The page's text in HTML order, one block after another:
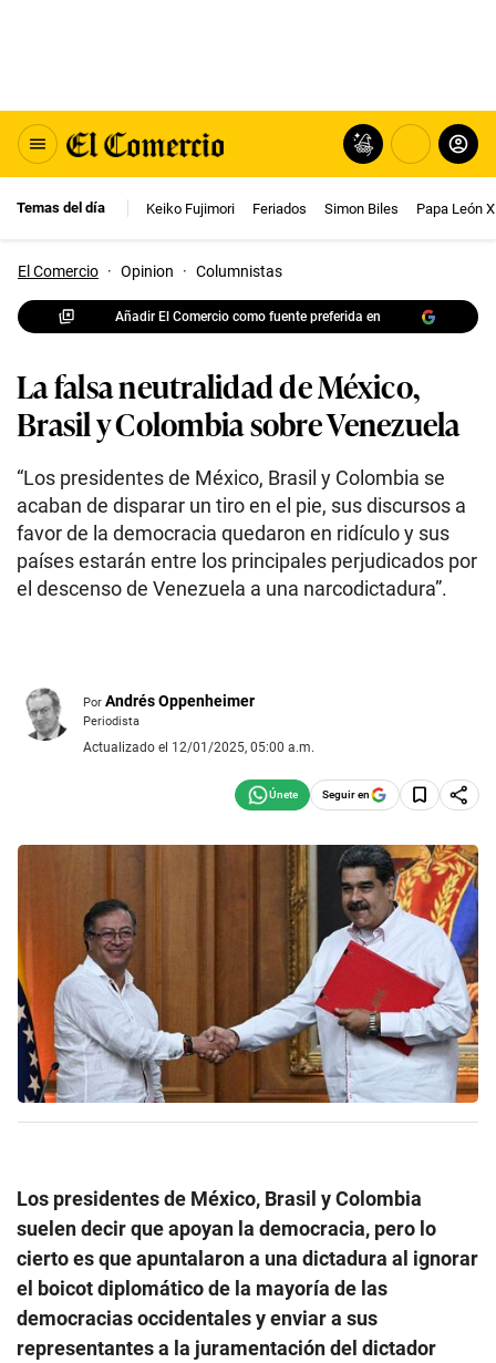
Temas del día Keiko Fujimori Feriados Simon Biles Papa León
El Comercio · Opinion · Columnistas
Añadir El Comercio como fuente preferida en
La falsa neutralidad de México,
Brasil y Colombia sobre Venezuela
“Los presidentes de México, Brasil y Colombia se
acaban de disparar un tiro en el pie, sus discursos a
favor de la democracia quedaron en ridículo y sus
países estarán entre los principales perjudicados por
el descenso de Venezuela a una narcodictadura”.
Por Andrés Oppenheimer
Periodista
Actualizado el 12/01/2025, 05:00 a.m.
Seguir en
Los presidentes de México, Brasil y Colombia
suelen decir que apoyan la democracia, pero lo
cierto es que apuntalaron a una dictadura al ignorar
el boicot diplomático de la mayoría de las
democracias occidentales y enviar a sus
representantes a la juramentación del dictador